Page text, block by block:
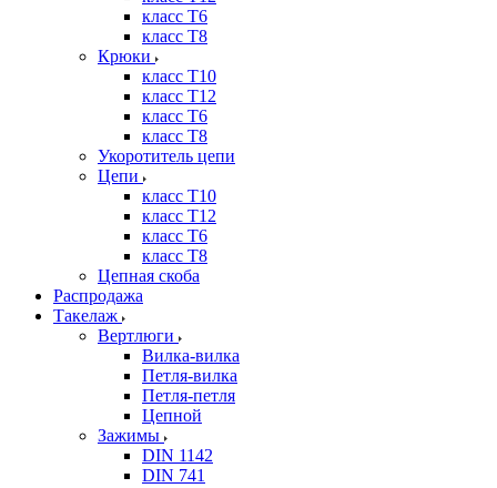
класс Т6
класс Т8
Крюки
класс Т10
класс Т12
класс Т6
класс Т8
Укоротитель цепи
Цепи
класс Т10
класс Т12
класс Т6
класс Т8
Цепная скоба
Распродажа
Такелаж
Вертлюги
Вилка-вилка
Петля-вилка
Петля-петля
Цепной
Зажимы
DIN 1142
DIN 741